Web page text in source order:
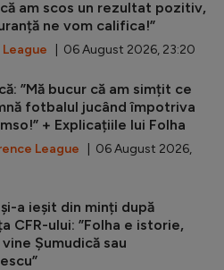
am scos un rezultat pozitiv,
ne vom califica!”
League | 06 August 2026, 23:20
”Mă bucur că am simțit ce
fotbalul jucând împotriva
+ Explicațiile lui Folha
League | 06 August 2026,
a ieșit din minți după
CFR-ului: ”Folha e istorie,
Șumudică sau